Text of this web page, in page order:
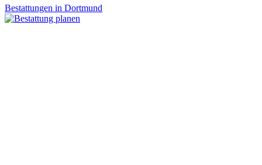
Bestattungen in Dortmund